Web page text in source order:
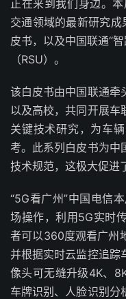
正在来到我们身边。
交通领域的最新研究
皮书，以及中国联通“
（RSU）。
该白皮书由中国联通牵
以及高校，共同开展车
关键技术研究，为车
考。此系列白皮书为中
技术规范，这极大促进
“5G看广州”中国电信
场操作，利用5G实时
者可以360度观看广州
并根据实时云监控追踪
像头可无缝升级4K、
车牌识别、人脸识别分